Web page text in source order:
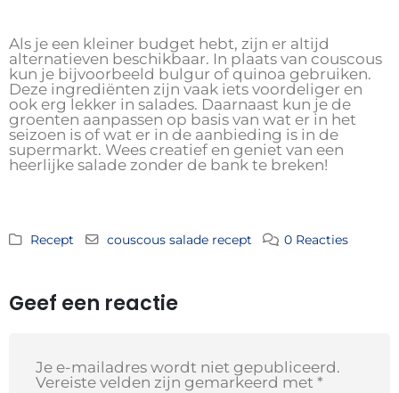
Als je een kleiner budget hebt, zijn er altijd
alternatieven beschikbaar. In plaats van couscous
kun je bijvoorbeeld bulgur of quinoa gebruiken.
Deze ingrediënten zijn vaak iets voordeliger en
ook erg lekker in salades. Daarnaast kun je de
groenten aanpassen op basis van wat er in het
seizoen is of wat er in de aanbieding is in de
supermarkt. Wees creatief en geniet van een
heerlijke salade zonder de bank te breken!
Recept couscous salade recept 0 Reacties
Geef een reactie
Je e-mailadres wordt niet gepubliceerd.
Vereiste velden zijn gemarkeerd met *